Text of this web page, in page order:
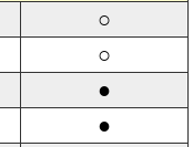
○
○
●
●